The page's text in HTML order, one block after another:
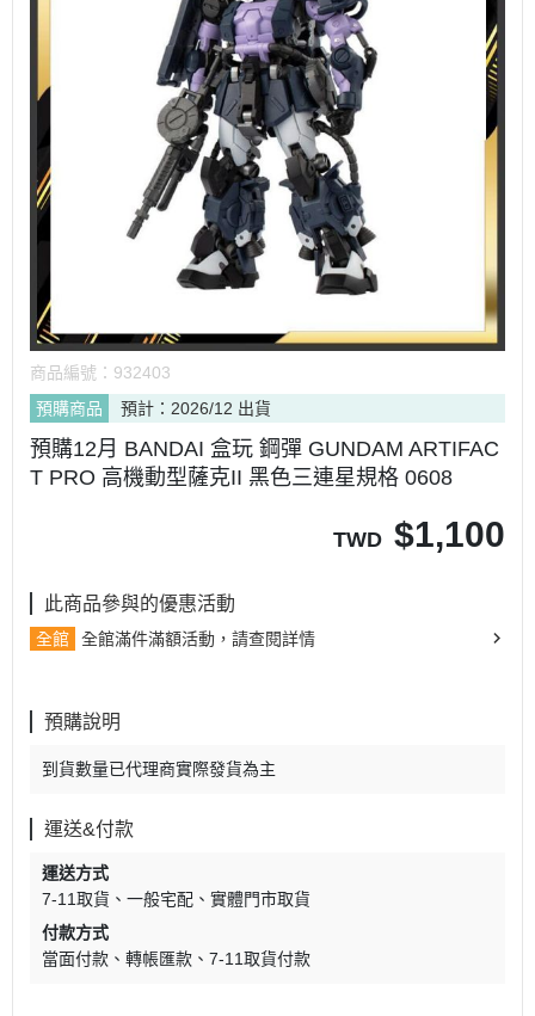
商品編號： 932403
預購商品
預計：2026/12 出貨
預購12月 BANDAI 盒玩 鋼彈 GUNDAM ARTIFAC
T PRO 高機動型薩克II 黑色三連星規格 0608
TWD $1,100
此商品參與的優惠活動
全館 全館滿件滿額活動，請查閱詳情
預購說明
到貨數量已代理商實際發貨為主
運送&付款
運送方式
7-11取貨
一般宅配
實體門市取貨
付款方式
當面付款
轉帳匯款 7-11取貨付款